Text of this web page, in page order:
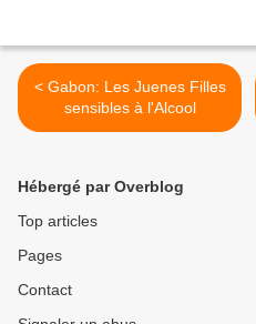
< Gabon: Les Juenes Filles
sensibles à l'Alcool
Hébergé par Overblog
Top articles
Pages
Contact